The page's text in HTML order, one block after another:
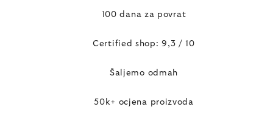
100 dana za povrat
Certified shop: 9,3 / 10
Šaljemo odmah
50k+ ocjena proizvoda